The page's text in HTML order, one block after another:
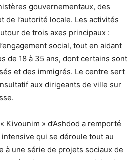
gouvernementaux, des
de l’autorité locale. Les activités
de trois axes principaux :
social, tout en aidant
de 18 à 35 ans, dont certains sont
et des immigrés. Le centre sert
aux dirigeants de ville sur
Kivounim » d’Ashdod a remporté
intensive qui se déroule tout au
à une série de projets sociaux de